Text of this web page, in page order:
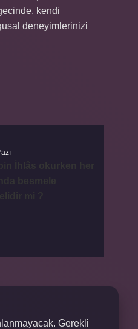
kendi
deneyimlerinizi
Gerekli